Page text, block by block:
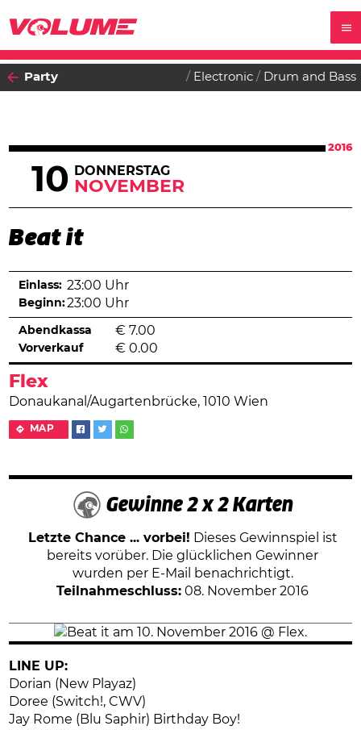
Party Electronic Drum and Bass
2016
10 DONNERSTAG
NOVEMBER
Beat it
Flex
Donaukanal/Augartenbrücke, 1010 Wien
MAP
Einlass: 23:00 Uhr
Beginn:23:00 Uhr
Abendkassa € 7.00
Vorverkauf € 0.00
Gewinne 2 x 2 Karten
Letzte Chance ... vorbei! Dieses Gewinnspiel ist
bereits vorüber. Die glücklichen Gewinner
wurden per E-Mail benachrichtigt.
Teilnahmeschluss: 08. November 2016
LINE UP:
Dorian (New Playaz)
Doree (Switch!, CWV)
Jay Rome (Blu Saphir) Birthday Boy!